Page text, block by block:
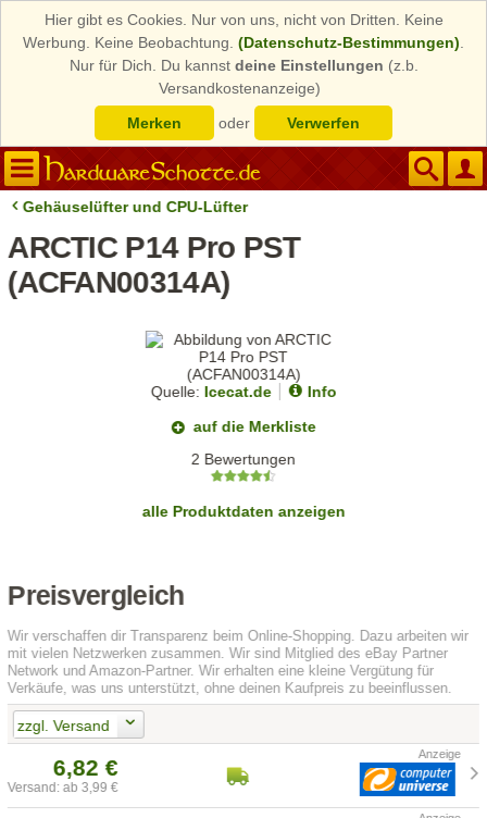
Hier gibt es Cookies. Nur von uns, nicht von Dritten. Keine
Werbung. Keine Beobachtung. (Datenschutz-Bestimmungen)
Nur für Dich. Du kannst deine Einstellungen (z.b.
Versandkostenanzeige)
Merken
oder Verwerfen
Gehäuselüfter und CPU-Lüfter
ARCTIC P14 Pro PST
(ACFAN00314A)
Quelle: Icecat.de
Info
auf die Merkliste
2 Bewertungen
alle Produktdaten anzeigen
Preisvergleich
Wir verschaffen dir Transparenz beim Online-Shopping. Dazu arbeiten wir
mit vielen Netzwerken zusammen. Wir sind Mitglied des eBay Partner
Network und Amazon-Partner. Wir erhalten eine kleine Vergütung für
Verkäufe, was uns unterstützt, ohne deinen Kaufpreis zu beeinflussen.
zzgl. Versand
6,82 €
Versand: ab 3,99 €